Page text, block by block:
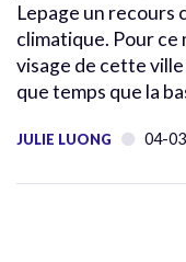
Lepage un recours
climatique. Pour ce
visage de cette
que temps que la
JULIE LUONG 04-